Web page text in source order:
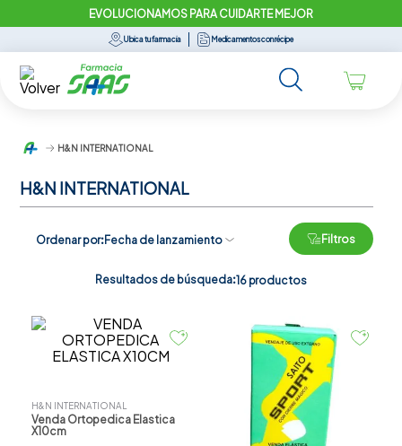
EVOLUCIONAMOS PARA CUIDARTE MEJOR
Ubica tu farmacia Medicamentos con récipe
H&N INTERNATIONAL
H&N INTERNATIONAL
Ordenar por Fecha de lanzamiento Filtros
Resultados de búsqueda:16 productos
H&N INTERNATIONAL
Venda Ortopedica Elastica
X10cm